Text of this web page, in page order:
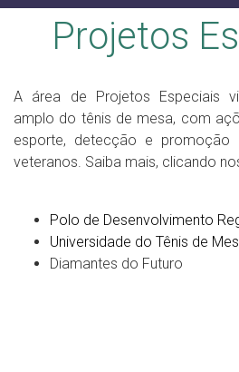
Projetos
A área de Projetos Especiais
amplo do tênis de mesa, com
esporte, detecção e
veteranos. Saiba mais, clicando
Polo de Desenvolvimento
Universidade do Tênis de
Diamantes do Futuro